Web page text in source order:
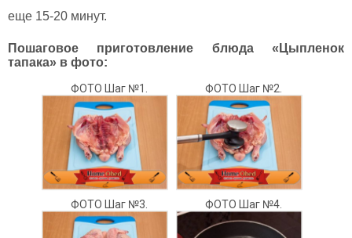
еще 15-20 минут.
Пошаговое приготовление блюда «Цыпленок
тапака» в фото:
ФОТО Шаг №1. ФОТО Шаг №2.
ФОТО Шаг №3. ФОТО Шаг №4.